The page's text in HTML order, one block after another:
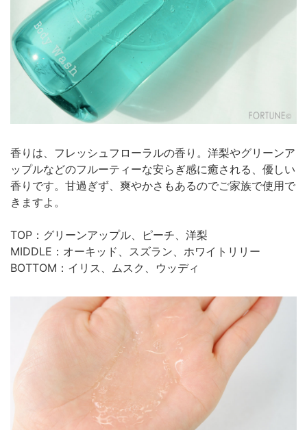
香りは、フレッシュフローラルの香り。洋梨やグリーンア
ップルなどのフルーティーな安らぎ感に癒される、優しい
香りです。甘過ぎず、爽やかさもあるのでご家族で使用で
きますよ。
TOP：グリーンアップル、ピーチ、洋梨
MIDDLE：オーキッド、スズラン、ホワイトリリー
BOTTOM：イリス、ムスク、ウッディ